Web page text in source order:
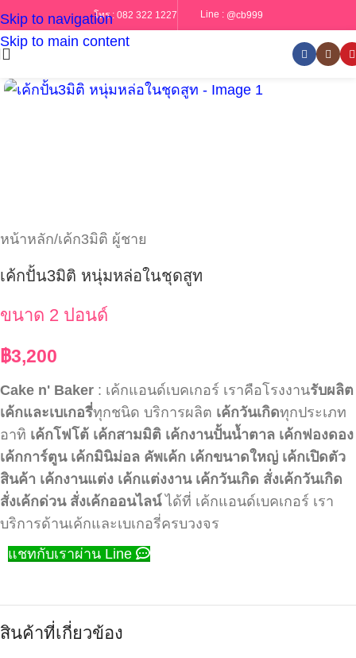
Skip to navigation
Skip to main content
โทร : 082 322 1227 Line : @cb999
หน้าหลัก/เค้ก3มิติ ผู้ชาย
เค้กปั้น3มิติ หนุ่มหล่อในชุดสูท
ขนาด 2 ปอนด์
฿3,200
Cake n' Baker : เค้กแอนด์เบคเกอร์ เราคือโรงงานรับผลิต
เค้กและเบเกอรี่ทุกชนิด บริการผลิต เค้กวันเกิดทุกประเภท
อาทิ เค้กโฟโต้ เค้กสามมิติ เค้กงานปั้นน้ำตาล เค้กฟองดอง
เค้กการ์ตูน เค้กมินิม่อล คัพเค้ก เค้กขนาดใหญ่ เค้กเปิดตัว
สินค้า เค้กงานแต่ง เค้กแต่งงาน เค้กวันเกิด สั่งเค้กวันเกิด
สั่งเค้กด่วน สั่งเค้กออนไลน์ได้ที่ เค้กแอนด์เบคเกอร์ เรา
บริการด้านเค้กและเบเกอรี่ครบวงจร
แชทกับเราผ่าน Line
สินค้าที่เกี่ยวข้อง